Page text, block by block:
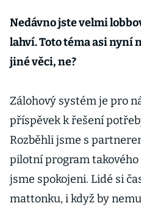
Nedávno jste velmi
lahví. Toto téma asi nyní
jiné věci, ne?
Zálohový systém je pro
příspěvek k řešení
Rozběhli jsme s
pilotní program
jsme spokojeni. Lidé si
mattonku, i když by